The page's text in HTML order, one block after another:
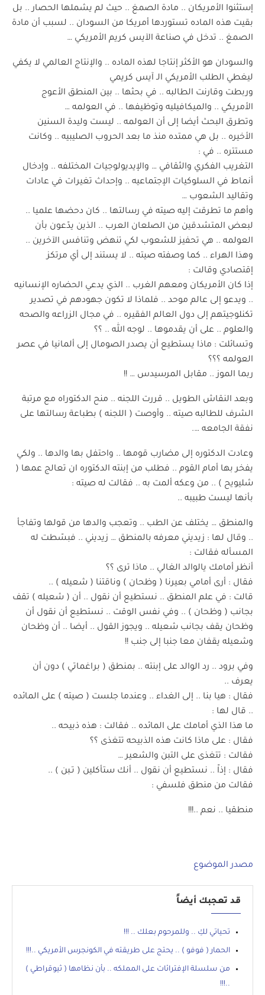
إستثنوا الأمريكان .. مادة الصمغ .. حيث لم يشملها الحصار .. بل
بقيت هذه الماده تستوردها أمريكا من السودان .. لسبب أن مادة
الصمغ .. تدخل في صناعة الآيس كريم الأمريكي …
والسودان هو الأكثر إنتاجا لهذه الماده .. والإنتاج العالمي لا يكفي
ليغطي الطلب الأمريكي الـ آيس كريمي
وربطت وقارنت الطالبه .. في بحثها .. بين المنطق الأعوج
الأمريكي .. والميكافيليه وتوظيفها .. في العولمه …
وتطرق البحث أيضا إلى أن العولمه .. ليست وليدة السنين
الأخيره .. بل هي ممتده منذ ما بعد الحروب الصليبيه .. وكانت
مستتره .. في :
التغريب الفكري والثقافي … والإيديولوجيات المختلفه .. وإدخال
أنماط في السلوكيات الإجتماعيه .. وإحداث تغيرات في عادات
وتقاليد الشعوب …
وأهم ما تطرقت إليه صيته في رسالتها .. كان دحضها علميا ..
لبعض المتشدقين من الصلعان العرب .. الذين يدّعون بأن
العولمه .. هي تحفيز للشعوب لكي تنهض وتنافس الآخرين ..
وهذا الهراء .. كما وصفته صيته .. لا يستند إلى أي مرتكز
إقتصادي وقالت :
إذا كان الأمريكان ومعهم الغرب .. الذي يدعي الحضاره الإنسانيه
.. ويدعو إلى عالم موحد .. فلماذا لا تكون جهودهم في تصدير
تكنلوجيتهم إلى دول العالم الفقيره .. في مجال الزراعه والصحه
والعلوم .. على أن يقدموها .. لوجه الله .. ؟؟
وتسائلت : ماذا يستطيع أن يصدر الصومال إلى ألمانيا في عصر
العولمه ؟؟؟
ربما الموز .. مقابل المرسيدس … !!
وبعد النقاش الطويل .. قررت اللجنه .. منح الدكتوراه مع مرتبة
الشرف للطالبه صيته .. وأوصت ( اللجنه ) بطباعة رسالتها على
نفقة الجامعه ….
وعادت الدكتوره إلى مضارب قومها .. واحتفل بها والدها .. ولكي
يفخر بها أمام القوم .. فطلب من إبنته الدكتوره ان تعالج عمها (
شليويح ) .. من وعكه ألمت به .. فقالت له صيته :
بأنها ليست طبيبه ..
والمنطق … يختلف عن الطب .. وتعجب والدها من قولها وتفاجأ
.. وقال لها : زيديني معرفه بالمنطق … زيديني .. فبسّطت له
المسأله فقالت :
أنظر أمامك يالوالد الغالي .. ماذا ترى ؟؟
فقال : أرى أمامي بعيرنا ( وظحان ) وناقتنا ( شعيله ) ..
قالت : في علم المنطق .. نستطيع أن نقول .. أن ( شعيله ) تقف
بجانب ( وظحان ) .. وفي نفس الوقت .. نستطيع أن نقول أن
وظحان يقف بجانب شعيله .. ويجوز القول .. أيضا .. أن وظحان
وشعيله يقفان معا جنبا إلى جنب !!
وفي برود .. رد الوالد على إبنته .. بمنطق ( براغماتي ) دون أن
يعرف ..
فقال : هيا بنا .. إلى الغداء .. وعندما جلست ( صيته ) على المائده
.. قال لها :
ما هذا الذي أمامك على المائده .. فقالت : هذه ذبيحه ..
فقال : على ماذا كانت هذه الذبيحه تتغذى ؟؟
فقالت : تتغذى على التبن والشعير …
فقال : إذاّ .. نستطيع أن نقول .. أنك ستأكلين ( تـبن ) ..
فقالت من منطق فلسفي :
منطقيا .. نعم ..!!!
مصدر الموضوع
قد تعجبك أيضاً
تحياتي لكِ .. وللمرحوم بعلك .. !!!
الحمار ( فوفو ) .. يحتج على طريقته في الكونجرس الأمريكي ..!!!
من سلسلة الإفترائات على المملكه .. بأن نظامها ( ثيوقراطي )
..!!!